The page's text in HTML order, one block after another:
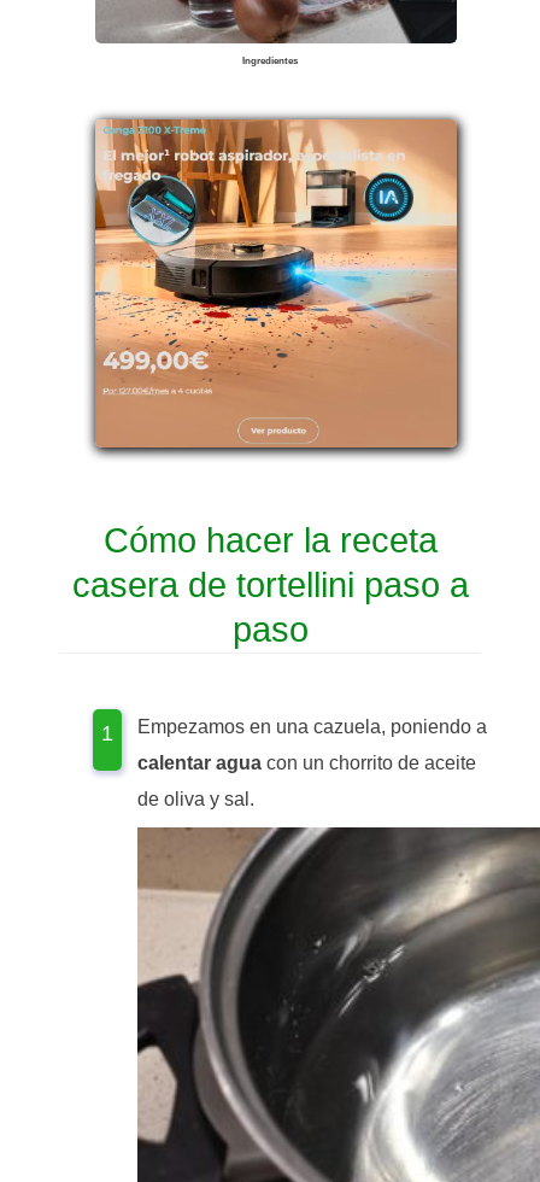
Ingredientes
Cómo hacer la receta
casera de tortellini paso a
paso
Empezamos en una cazuela, poniendo a
calentar agua con un chorrito de aceite
de oliva y sal.